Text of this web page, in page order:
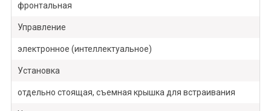
фронтальная
Управление
электронное (интеллектуальное)
Установка
отдельно стоящая, съемная крышка для встраивания